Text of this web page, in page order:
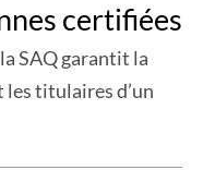
certifiées
SAQ garantit la
titulaires d’un